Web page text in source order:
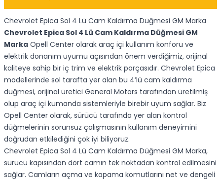
Chevrolet Epica Sol 4 Lü Cam Kaldırma Düğmesi GM Marka
Chevrolet Epica Sol 4 Lü Cam Kaldırma Düğmesi GM
Marka Opell Center olarak araç içi kullanım konforu ve
elektrik donanım uyumu açısından önem verdiğimiz, orijinal
kaliteye sahip bir iç trim ve elektrik parçasıdır. Chevrolet Epica
modellerinde sol tarafta yer alan bu 4’lü cam kaldırma
düğmesi, orijinal üretici General Motors tarafından üretilmiş
olup araç içi kumanda sistemleriyle birebir uyum sağlar. Biz
Opell Center olarak, sürücü tarafında yer alan kontrol
düğmelerinin sorunsuz çalışmasının kullanım deneyimini
doğrudan etkilediğini çok iyi biliyoruz.
Chevrolet Epica Sol 4 Lü Cam Kaldırma Düğmesi GM Marka,
sürücü kapısından dört camın tek noktadan kontrol edilmesini
sağlar. Camların açma ve kapama komutlarını net ve dengeli